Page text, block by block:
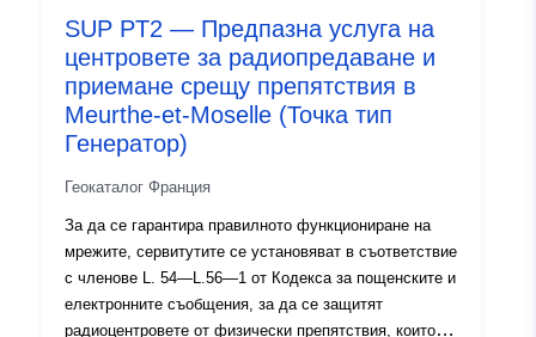
4e3e-b620-3192c2e35049
Тип:
Ресурси:
http://inspire.ec.europa.eu/
SUP PT2 — Предпазна услуга на
центровете за радиопредаване и
приемане срещу препятствия в
Meurthe-et-Moselle (Точка тип
Генератор)
Геокаталог Франция
За да се гарантира правилното функциониране на
мрежите, сервитутите се установяват в съответствие
с членове L. 54—L.56—1 от Кодекса за пощенските и
електронните съобщения, за да се защитят
радиоцентровете от физически препятствия, които